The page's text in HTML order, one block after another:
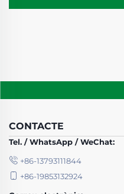
CONTACTE
Tel. / WhatsApp / WeChat:
+86-13793111844
+86-19853132924